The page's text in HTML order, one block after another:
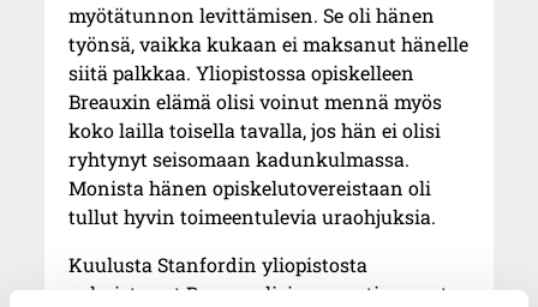
myötätunnon levittämisen. Se oli hänen
työnsä, vaikka kukaan ei maksanut hänelle
siitä palkkaa. Yliopistossa opiskelleen
Breauxin elämä olisi voinut mennä myös
koko lailla toisella tavalla, jos hän ei olisi
ryhtynyt seisomaan kadunkulmassa.
Monista hänen opiskelutovereistaan oli
tullut hyvin toimeentulevia uraohjuksia.
Kuulusta Stanfordin yliopistosta
valmistunut Breaux olisi varmasti saanut